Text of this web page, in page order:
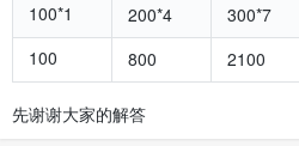
100*1
200*4
300*7
100
800 2100
先谢谢大家的解答